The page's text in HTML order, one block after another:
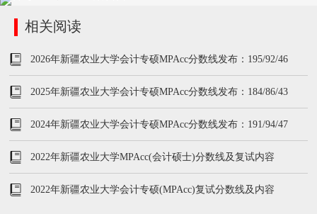
相关阅读
2026年新疆农业大学会计专硕MPAcc分数线发布：195/92/46
2025年新疆农业大学会计专硕MPAcc分数线发布：184/86/43
2024年新疆农业大学会计专硕MPAcc分数线发布：191/94/47
2022年新疆农业大学MPAcc(会计硕士)分数线及复试内容
2022年新疆农业大学会计专硕(MPAcc)复试分数线及内容